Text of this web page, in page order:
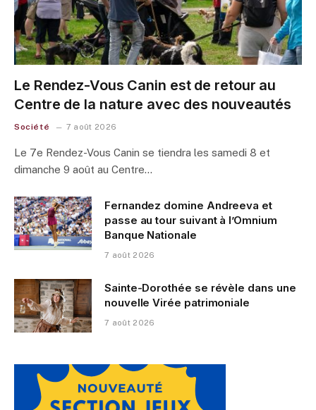
Le Rendez-Vous Canin est de retour au
Centre de la nature avec des nouveautés
Société 7 août 2026
Le 7e Rendez-Vous Canin se tiendra les samedi 8 et
dimanche 9 août au Centre…
Fernandez domine Andreeva et
passe au tour suivant à l’Omnium
Banque Nationale
7 août 2026
Sainte-Dorothée se révèle dans une
nouvelle Virée patrimoniale
7 août 2026